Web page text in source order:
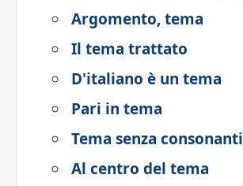
Argomento, tema
Il tema trattato
D'italiano è un tema
Pari in tema
Tema senza consonanti
Al centro del tema